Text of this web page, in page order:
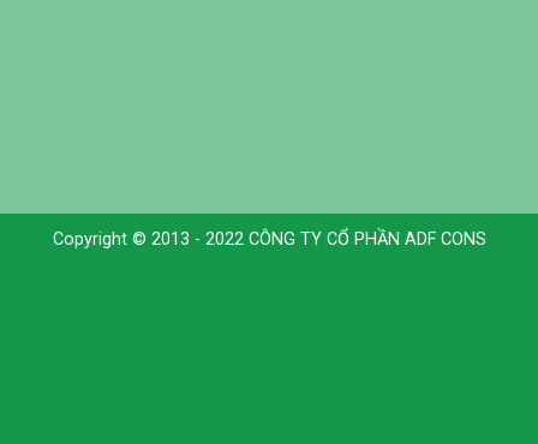
Copyright © 2013 - 2022 CÔNG TY CỔ PHẦN ADF CONS